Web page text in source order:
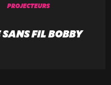
PROJECTEURS
FIL BOBBY